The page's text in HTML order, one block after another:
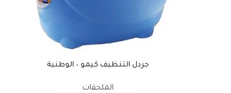
جردل التنظيف كيمو – الوطنية
الملحقات